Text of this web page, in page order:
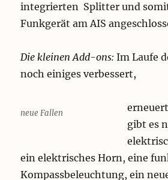
integrierten Splitter und
Funkgerät am AIS
Die kleinen Add-ons:Im Laufe
noch einiges verbessert,
neue Fallen
gibt es
ein elektrisches Horn, eine
Kompassbeleuchtung, ein